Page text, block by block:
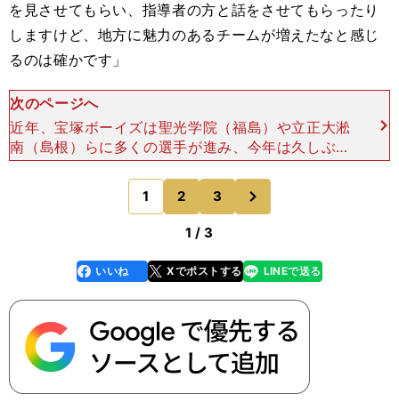
を見させてもらい、指導者の方と話をさせてもらったり
しますけど、地方に魅力のあるチームが増えたなと感じ
るのは確かです」
次のページへ
近年、宝塚ボーイズは聖光学院（福島）や立正大淞
南（島根）らに多くの選手が進み、今年は久しぶり
に駒大苫小牧にもひとり行ったという。つまり、い
い野球を求めた結果、地方へ進む率が高くなったと
いうのだ。ダルビ
1 2 3
1 / 3
faceboo
k
いいね Xでポストする
line LINEで送る